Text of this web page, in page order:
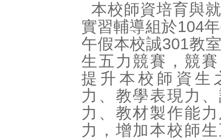
本校師資培育與
實習輔導組於104
午假本校誠301教
生五力競賽，競
提升本校師資生
力、教學表現力
力、教材製作能
力，增加本校師